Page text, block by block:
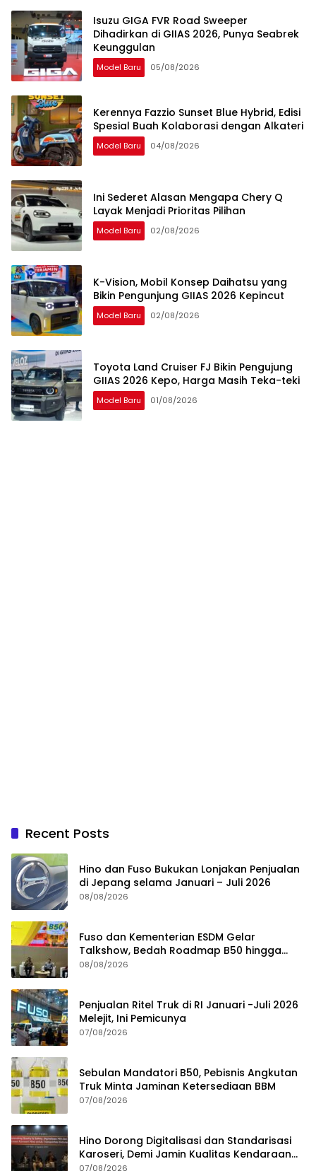
Isuzu GIGA FVR Road Sweeper
Dihadirkan di GIIAS 2026, Punya Seabrek
Keunggulan
Model Baru 05/08/2026
Kerennya Fazzio Sunset Blue Hybrid, Edisi
Spesial Buah Kolaborasi dengan Alkateri
Model Baru 04/08/2026
Ini Sederet Alasan Mengapa Chery Q
Layak Menjadi Prioritas Pilihan
Model Baru 02/08/2026
K-Vision, Mobil Konsep Daihatsu yang
Bikin Pengunjung GIIAS 2026 Kepincut
Model Baru 02/08/2026
Toyota Land Cruiser FJ Bikin Pengujung
GIIAS 2026 Kepo, Harga Masih Teka-teki
Model Baru 01/08/2026
Recent Posts
Hino dan Fuso Bukukan Lonjakan Penjualan
di Jepang selama Januari – Juli 2026
08/08/2026
Fuso dan Kementerian ESDM Gelar
Talkshow, Bedah Roadmap B50 hingga
Dampaknya
08/08/2026
Penjualan Ritel Truk di RI Januari -Juli 2026
Melejit, Ini Pemicunya
07/08/2026
Sebulan Mandatori B50, Pebisnis Angkutan
Truk Minta Jaminan Ketersediaan BBM
07/08/2026
Hino Dorong Digitalisasi dan Standarisasi
Karoseri, Demi Jamin Kualitas Kendaraan
Pelanggan
07/08/2026